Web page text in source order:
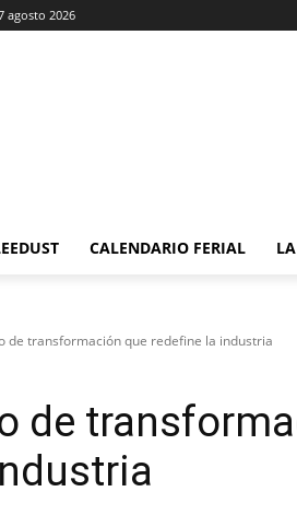
agosto 2026
CALENDARIO FERIAL
de transformación que redefine la industria
de